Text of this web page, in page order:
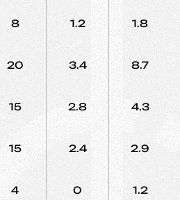
8 1.2 1.8
20 3.4 8.7
15 2.8 4.3
15 2.4 2.9
4 0 1.2